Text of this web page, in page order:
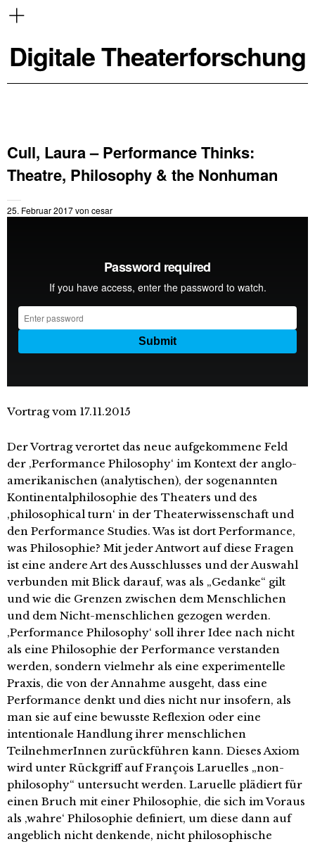
Digitale Theaterforschung
Cull, Laura – Performance Thinks:
Theatre, Philosophy & the Nonhuman
25. Februar 2017von cesar
Vortrag vom 17.11.2015
Der Vortrag verortet das neue aufgekommene Feld
der ‚Performance Philosophy‘ im Kontext der anglo-
amerikanischen (analytischen), der sogenannten
Kontinentalphilosophie des Theaters und des
‚philosophical turn‘ in der Theaterwissenschaft und
den Performance Studies. Was ist dort Performance,
was Philosophie? Mit jeder Antwort auf diese Fragen
ist eine andere Art des Ausschlusses und der Auswahl
verbunden mit Blick darauf, was als „Gedanke“ gilt
und wie die Grenzen zwischen dem Menschlichen
und dem Nicht-menschlichen gezogen werden.
‚Performance Philosophy‘ soll ihrer Idee nach nicht
als eine Philosophie der Performance verstanden
werden, sondern vielmehr als eine experimentelle
Praxis, die von der Annahme ausgeht, dass eine
Performance denkt und dies nicht nur insofern, als
man sie auf eine bewusste Reflexion oder eine
intentionale Handlung ihrer menschlichen
TeilnehmerInnen zurückführen kann. Dieses Axiom
wird unter Rückgriff auf François Laruelles „non-
philosophy“ untersucht werden. Laruelle plädiert für
einen Bruch mit einer Philosophie, die sich im Voraus
als ‚wahre‘ Philosophie definiert, um diese dann auf
angeblich nicht denkende, nicht philosophische